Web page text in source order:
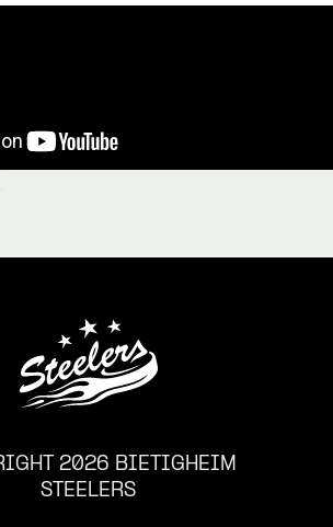
2026 BIETIGHEIM
STEELERS